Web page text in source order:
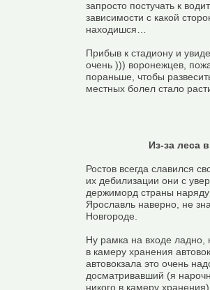
запросто постучать к
зависимости с какой
находишся…
Прибыв к стадиону и
очень ))) воронежцев,
пораньше, чтобы
местных болел стало
Из-за леса
Ростов всегда славился
их дебилизации они с
держиморд страны наряду
Ярославль наверно, не
Новгороде.
Ну рамка на входе ладно,
в камеру хранения
автовокзала это очень
досматривавший (я
никого в камеру